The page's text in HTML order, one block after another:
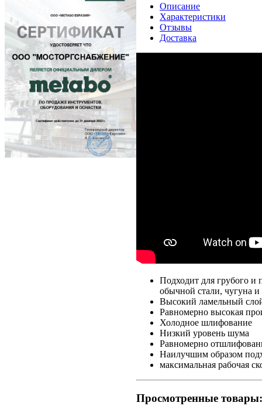
Описание
Характеристики
Отзывы
Доставка
Подходит для грубого и
обычной стали, чугуна и
Высокий ламельный
Равномерно высокая
Холодное шлифование
Низкий уровень шума
Равномерно
Наилучшим образом
максимальная рабочая
Просмотренные товары: